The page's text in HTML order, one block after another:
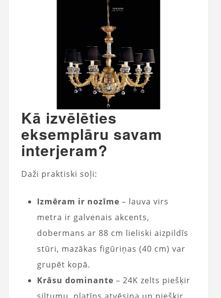
Kā izvēlēties
eksemplāru savam
interjeram?
Daži praktiski soļi:
Izmēram ir nozīme – lauva virs
metra ir galvenais akcents,
dobermans ar 88 cm lieliski aizpildīs
stūri, mazākas figūriņas (40 cm) var
grupēt kopā.
Krāsu dominante – 24K zelts piešķir